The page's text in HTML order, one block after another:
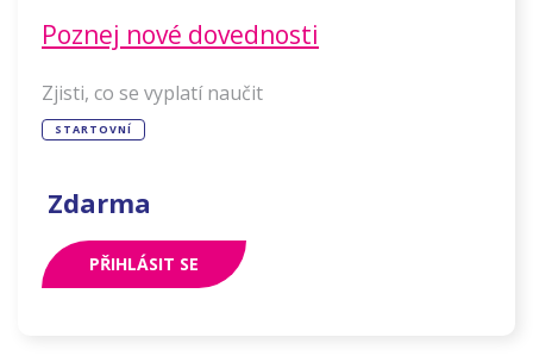
Poznej nové dovednosti
Zjisti, co se vyplatí naučit
STARTOVNÍ
Zdarma
PŘIHLÁSIT SE